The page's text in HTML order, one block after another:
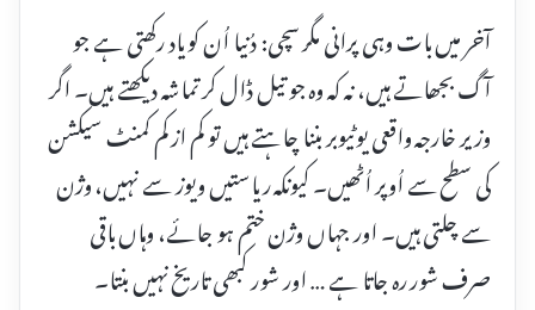
آخر میں بات وہی پرانی مگر سچی: دُنیا اُن کو یاد رکھتی ہے جو
آگ بجھاتے ہیں، نہ کہ وہ جو تیل ڈال کر تماشہ دیکھتے ہیں۔ اگر
وزیر خارجہ واقعی یوٹیوبر بننا چاہتے ہیں تو کم از کم کمنٹ سیکشن
کی سطح سے اُوپر اُٹھیں۔ کیونکہ ریاستیں ویوز سے نہیں، وژن
سے چلتی ہیں۔ اور جہاں وژن ختم ہو جائے، وہاں باقی
صرف شور رہ جاتا ہے … اور شور کبھی تاریخ نہیں بنتا۔